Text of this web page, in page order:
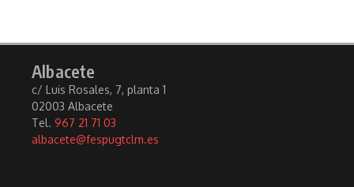
Albacete
c/ Luis Rosales, 7, planta 1
02003 Albacete
Tel. 967 21 71 03
albacete@fespugtclm.es